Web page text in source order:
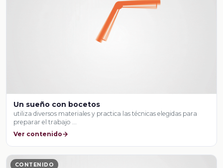
Un sueño con bocetos
utiliza diversos materiales y practica las técnicas elegidas para
preparar el trabajo …
Ver contenido
CONTENIDO